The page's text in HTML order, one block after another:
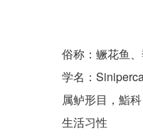
俗称：鳜花鱼
学名：
属鲈形目，鮨
生活习性